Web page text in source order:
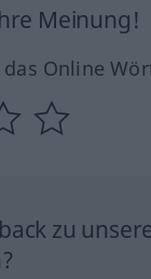
Meinung!
Online
zu